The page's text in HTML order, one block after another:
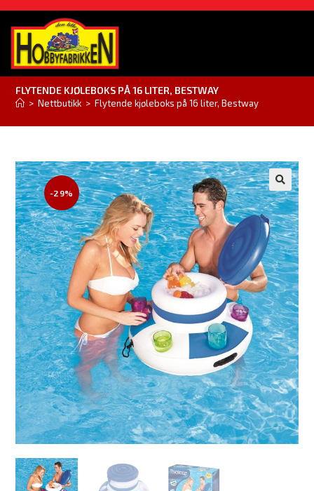
FLYTENDE KJØLEBOKS PÅ 16 LITER, BESTWAY
> Nettbutikk > Flytende kjøleboks på 16 liter, Bestway
-29% 🔍